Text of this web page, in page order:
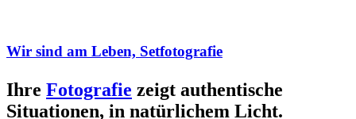
Wir sind am Leben, Setfotografie
Ihre Fotografie zeigt authentische
Situationen, in natürlichem Licht.